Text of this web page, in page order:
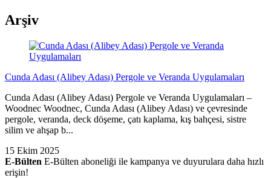
Arşiv
Cunda Adası (Alibey Adası) Pergole ve Veranda Uygulamaları
Cunda Adası (Alibey Adası) Pergole ve Veranda Uygulamaları –
Woodnec Woodnec, Cunda Adası (Alibey Adası) ve çevresinde
pergole, veranda, deck döşeme, çatı kaplama, kış bahçesi, sistre
silim ve ahşap b...
15 Ekim 2025
E-Bülten E-Bülten aboneliği ile kampanya ve duyurulara daha hızlı
erişin!